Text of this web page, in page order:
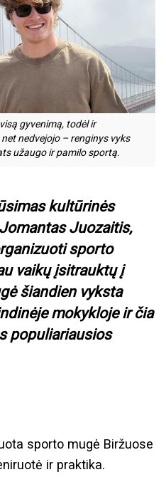
gyvenimą, todėl ir
nedvejojo – renginys vyks
užaugo ir pamilo sportą.
kultūrinės
Juozaitis,
sporto
vaikų įsitrauktų į
šiandien vyksta
mokykloje ir čia
populiariausios
sporto mugė Biržuose
ir praktika.